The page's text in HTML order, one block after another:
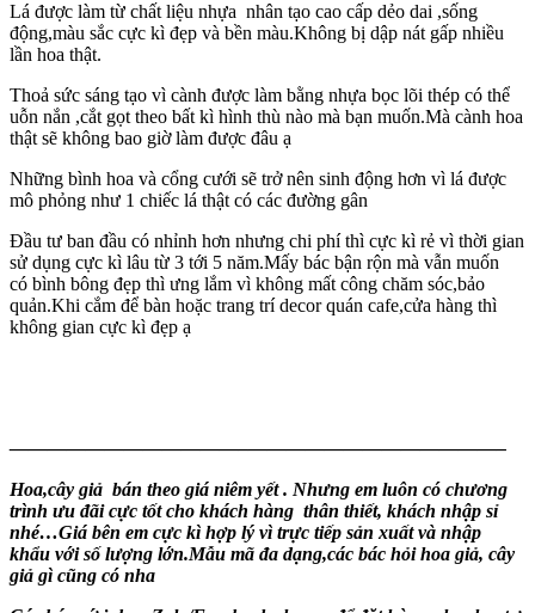
Lá được làm từ chất liệu nhựa nhân tạo cao cấp dẻo dai ,sống
động,màu sắc cực kì đẹp và bền màu.Không bị dập nát gấp nhiều
lần hoa thật.
Thoả sức sáng tạo vì cành được làm bằng nhựa bọc lõi thép có thể
uỗn nắn ,cắt gọt theo bất kì hình thù nào mà bạn muốn.Mà cành hoa
thật sẽ không bao giờ làm được đâu ạ
Những bình hoa và cổng cưới sẽ trở nên sinh động hơn vì lá được
mô phỏng như 1 chiếc lá thật có các đường gân
Đầu tư ban đầu có nhỉnh hơn nhưng chi phí thì cực kì rẻ vì thời gian
sử dụng cực kì lâu từ 3 tới 5 năm.Mấy bác bận rộn mà vẫn muốn
có bình bông đẹp thì ưng lắm vì không mất công chăm sóc,bảo
quản.Khi cắm để bàn hoặc trang trí decor quán cafe,cửa hàng thì
không gian cực kì đẹp ạ
————————————–—————————————–
Hoa,cây giả bán theo giá niêm yết . Nhưng em luôn có chương
trình ưu đãi cực tốt cho khách hàng thân thiết, khách nhập sỉ
nhé…Giá bên em cực kì hợp lý vì trực tiếp sản xuất và nhập
khẩu với số lượng lớn.Mẫu mã đa dạng,các bác hỏi hoa giả, cây
giả gì cũng có nha